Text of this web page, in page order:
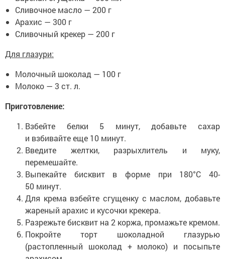
Сливочное масло — 200 г
Арахис — 300 г
Сливочный крекер — 200 г
Для глазури:
Молочный шоколад — 100 г
Молоко — 3 ст. л.
Приготовление:
Взбейте белки 5 минут, добавьте сахар
и взбивайте еще 10 минут.
Введите желтки, разрыхлитель и муку,
перемешайте.
Выпекайте бисквит в форме при 180°C 40-
50 минут.
Для крема взбейте сгущенку с маслом, добавьте
жареный арахис и кусочки крекера.
Разрежьте бисквит на 2 коржа, промажьте кремом.
Покройте торт шоколадной глазурью
(растопленный шоколад + молоко) и посыпьте